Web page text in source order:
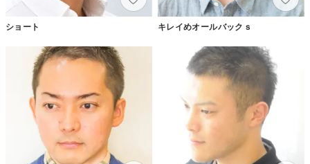
ショート キレイめオールバックｓ